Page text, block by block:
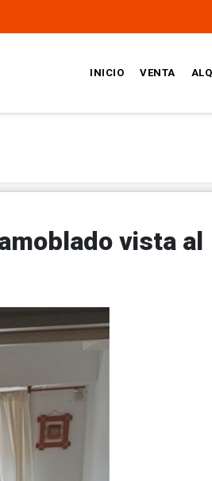
INICIO VENTA
vista al